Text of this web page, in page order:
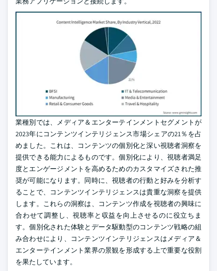
業種別では、メディア＆エンターテインメントセグメントが
2023年にコンテンツインテリジェンス市場シェアの21％を占
めました。これは、コンテンツの個別化と深い視聴者洞察を
提供できる能力によるものです。個別化により、視聴者満足
度とエンゲージメントを高めるためのカスタマイズされた推
奨が可能になります。同時に、視聴者の行動と好みを分析す
ることで、コンテンツインテリジェンスは貴重な洞察を提供
します。これらの洞察は、コンテンツ作成を視聴者の興味に
合わせて調整し、視聴率と収益を向上させるのに役立ちま
す。個別化された体験とデータ駆動型のコンテンツ戦略の組
み合わせにより、コンテンツインテリジェンスはメディア＆
エンターテインメント業界の景観を形成する上で重要な役割
を果たしています。